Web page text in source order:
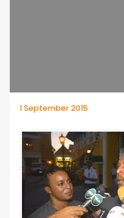
1 September 2015